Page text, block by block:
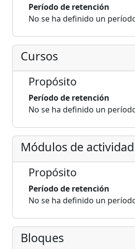
Período de retención
No se ha definido un
Cursos
Propósito
Período de retención
No se ha definido un
Módulos de actividad
Propósito
Período de retención
No se ha definido un
Bloques